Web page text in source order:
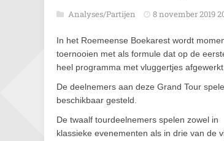
Analyses/Partijen 8 november 2019
In het Roemeense Boekarest wordt
toernooien met als formule dat op de
heel programma met vluggertjes afgewerkt
De deelnemers aan deze Grand Tour
beschikbaar gesteld.
De twaalf tourdeelnemers spelen zowel in
klassieke evenementen als in drie van de